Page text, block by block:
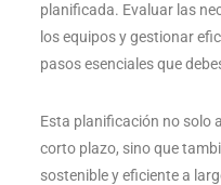
planificada. Evaluar las
los equipos y gestionar
pasos esenciales que
Esta planificación no solo
corto plazo, sino que
sostenible y eficiente a